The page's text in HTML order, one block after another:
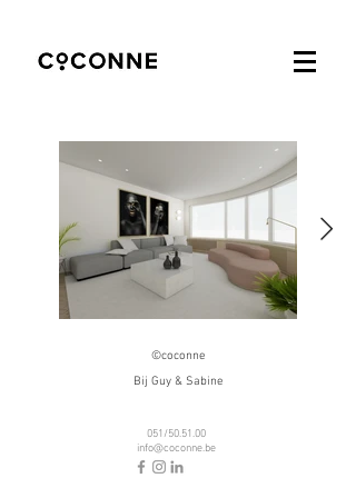
©coconne
Bij Guy & Sabine
051/50.51.00
info@coconne.be